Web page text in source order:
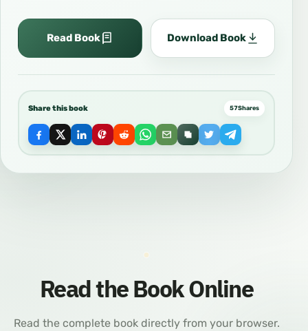
Read Book Download Book
Share this book 57Shares
Read the Book Online
Read the complete book directly from your browser.